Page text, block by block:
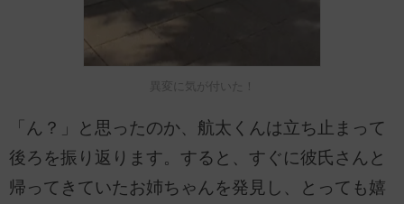
異変に気が付いた！
「ん？」と思ったのか、航太くんは立ち止まって
後ろを振り返ります。すると、すぐに彼氏さんと
帰ってきていたお姉ちゃんを発見し、とっても嬉